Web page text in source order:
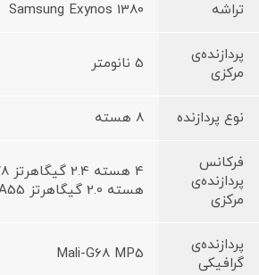
تراشه Samsung Exynos 1380
پردازنده‌ی
مرکزی
5 نانومتر
نوع پردازنده 8 هسته
فرکانس
پردازنده‌ی
مرکزی
هسته 2.0 گیگاهرتز Cortex-A55
پردازنده‌ی
گرافیکی
Mali-G68 MP5